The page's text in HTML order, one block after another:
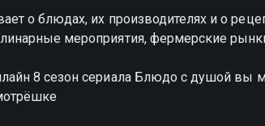
о блюдах, их производителях и о
мероприятия, фермерские
8 сезон сериала Блюдо с душой вы